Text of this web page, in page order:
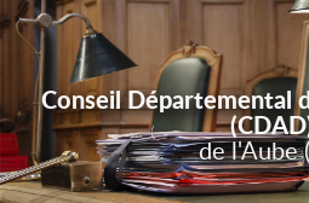
Conseil Départemental
de l'Aube